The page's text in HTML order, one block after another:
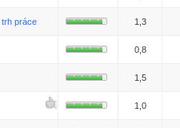
, trh práce 1,3
0,8
1,5
1,0